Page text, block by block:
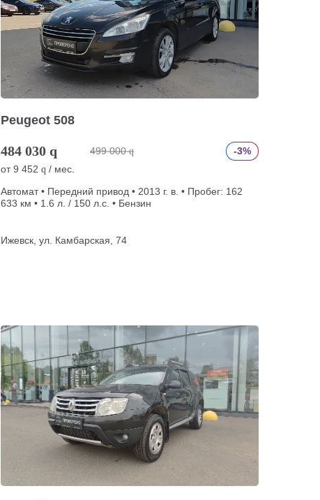
Peugeot 508
484 030 q 499 000 q
-3%
от9 452 q / мес.
Автомат • Передний привод • 2013 г. в. • Пробег: 162
633 км • 1.6 л. / 150 л.с. • Бензин
Ижевск, ул. Камбарская, 74